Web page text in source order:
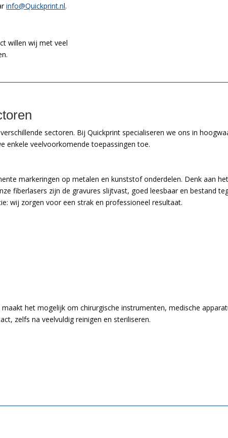
info@Quickprint.nl.
willen wij met veel
sectoren. Bij Quickprint specialiseren we ons in
enkele veelvoorkomende toepassingen toe.
markeringen op metalen en kunststof onderdelen. Denk aan
fiberlasers zijn de gravures slijtvast, goed leesbaar en bestand
wij zorgen voor een strak en professioneel resultaat.
het mogelijk om chirurgische instrumenten, medische
zelfs na veelvuldig reinigen en steriliseren.